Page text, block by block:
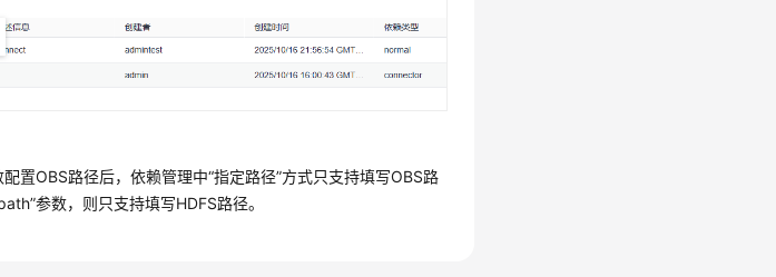
置OBS路径后，依赖管理中“指定路径”方式只支持填写OBS路
参数，则只支持填写HDFS路径。